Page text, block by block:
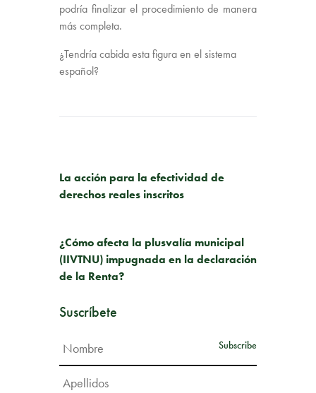
podría finalizar el procedimiento de manera
más completa.
¿Tendría cabida esta figura en el sistema
español?
La acción para la efectividad de
derechos reales inscritos
¿Cómo afecta la plusvalía municipal
(IIVTNU) impugnada en la declaración
de la Renta?
Suscríbete